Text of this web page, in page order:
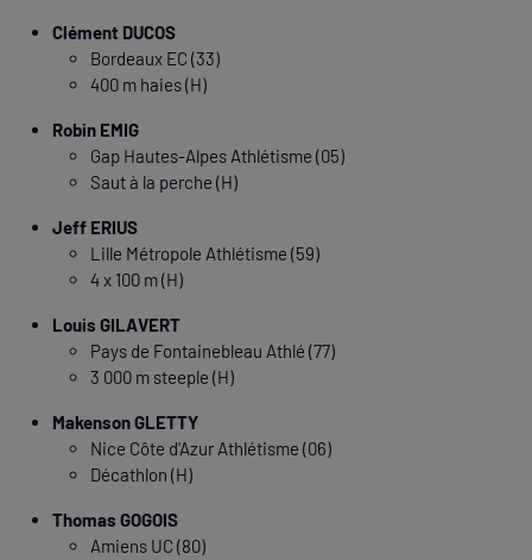
Clément DUCOS
Bordeaux EC (33)
400 m haies (H)
Robin EMIG
Gap Hautes-Alpes Athlétisme (05)
Saut à la perche (H)
Jeff ERIUS
Lille Métropole Athlétisme (59)
4 x 100 m (H)
Louis GILAVERT
Pays de Fontainebleau Athlé (77)
3 000 m steeple (H)
Makenson GLETTY
Nice Côte d'Azur Athlétisme (06)
Décathlon (H)
Thomas GOGOIS
Amiens UC (80)